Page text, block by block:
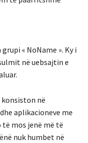
« NoName ». Ky i
në uebsajtin e
në
aplikacioneve me
të mos jenë më të
nuk humbet në